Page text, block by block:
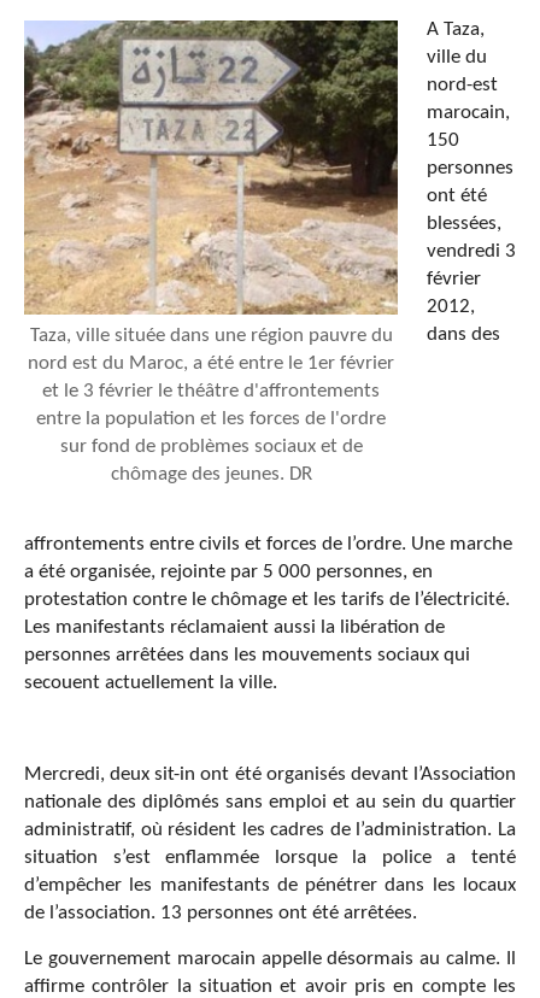
Taza, ville située dans une région pauvre du
nord est du Maroc, a été entre le 1er février
et le 3 février le théâtre d'affrontements
entre la population et les forces de l'ordre
sur fond de problèmes sociaux et de
chômage des jeunes. DR
A Taza,
ville du
nord-est
marocain,
150
personnes
ont été
blessées,
vendredi 3
février
2012,
dans des
affrontements entre civils et forces de l’ordre. Une marche
a été organisée, rejointe par 5 000 personnes, en
protestation contre le chômage et les tarifs de l’électricité.
Les manifestants réclamaient aussi la libération de
personnes arrêtées dans les mouvements sociaux qui
secouent actuellement la ville.
Mercredi, deux sit-in ont été organisés devant l’Association
nationale des diplômés sans emploi et au sein du quartier
administratif, où résident les cadres de l’administration. La
situation s’est enflammée lorsque la police a tenté
d’empêcher les manifestants de pénétrer dans les locaux
de l’association. 13 personnes ont été arrêtées.
Le gouvernement marocain appelle désormais au calme. Il
affirme contrôler la situation et avoir pris en compte les